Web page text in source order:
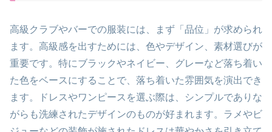
高級クラブやバーでの服装には、まず「品位」が求められ
ます。高級感を出すためには、色やデザイン、素材選びが
重要です。特にブラックやネイビー、グレーなど落ち着い
た色をベースにすることで、落ち着いた雰囲気を演出でき
ます。ドレスやワンピースを選ぶ際は、シンプルでありな
がらも洗練されたデザインのものが好まれます。ラメやビ